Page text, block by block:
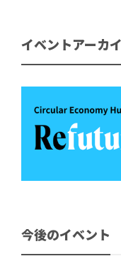
イベントアーカ
今後のイベント